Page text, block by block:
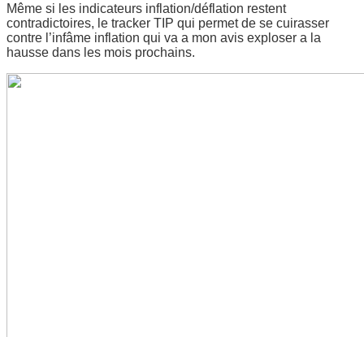
Même si les indicateurs inflation/déflation restent
contradictoires, le tracker TIP qui permet de se cuirasser
contre l’infâme inflation qui va a mon avis exploser a la
hausse dans les mois prochains.